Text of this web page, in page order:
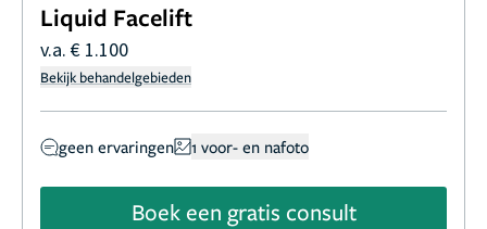
Liquid Facelift
v.a. € 1.100
Bekijk behandelgebieden
geen ervaringen 1 voor- en nafoto
Boek een gratis consult